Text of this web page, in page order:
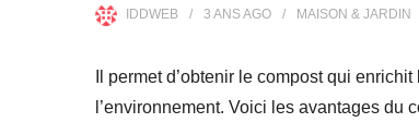
IDDWEB 3 ANSAGO MAISON & JARDIN
Il permet d’obtenir le compost qui
l’environnement. Voici les avantages du